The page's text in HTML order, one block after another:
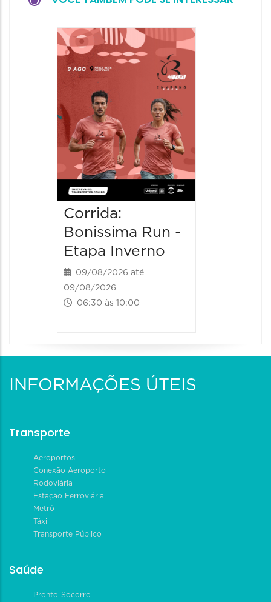
Corrida:
Bonissima Run -
Etapa Inverno
09/08/2026 até
09/08/2026
06:30 às 10:00
INFORMAÇÕES ÚTEIS
Transporte
Aeroportos
Conexão Aeroporto
Rodoviária
Estação Ferroviária
Metrô
Táxi
Transporte Público
Saúde
Pronto-Socorro